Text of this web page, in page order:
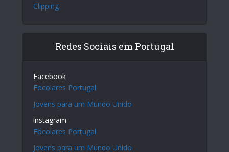
Clipping
Redes Sociais em Portugal
Facebook
Focolares Portugal
Jovens para um Mundo Unido
instagram
Focolares Portugal
Jovens para um Mundo Unido